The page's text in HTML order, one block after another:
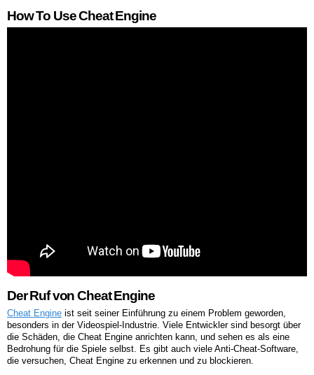
How To Use Cheat Engine
Der Ruf von Cheat Engine
Cheat Engine ist seit seiner Einführung zu einem Problem geworden,
besonders in der Videospiel-Industrie. Viele Entwickler sind besorgt über
die Schäden, die Cheat Engine anrichten kann, und sehen es als eine
Bedrohung für die Spiele selbst. Es gibt auch viele Anti-Cheat-Software,
die versuchen, Cheat Engine zu erkennen und zu blockieren.